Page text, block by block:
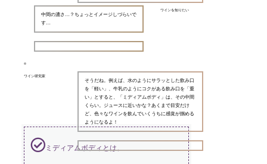
ワインを知りたい
中間の濃さ…？ちょっとイメージしづらいで
す…
ワイン研究家
そうだね。例えば、水のようにサラッとした飲み口
を「軽い」、牛乳のようにコクがある飲み口を「重
い」とすると、「ミディアムボディ」は、その中間
くらい。ジュースに近いかな？あくまで目安だけ
ど、色々なワインを飲んでいくうちに感覚が掴める
ようになるよ！
ミディアムボディとは。